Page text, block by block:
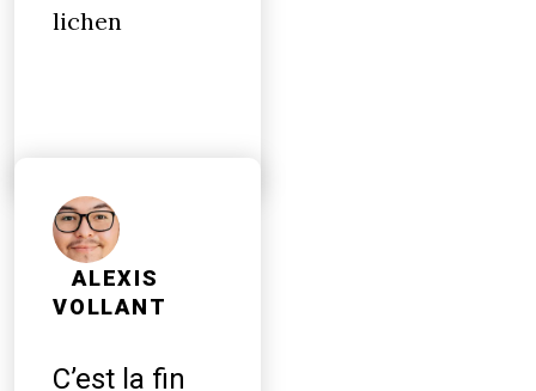
lichen
ALEXIS
VOLLANT
C’est la fin